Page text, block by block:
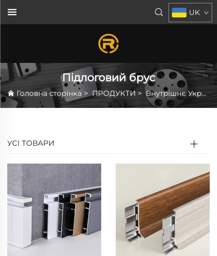
UK
Підлоговий брус
Головна сторінка >ПРОДУКТИ >Внутрішнє Украшування
УСІ ТОВАРИ